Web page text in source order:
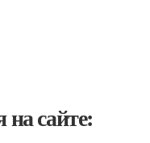
сайте: